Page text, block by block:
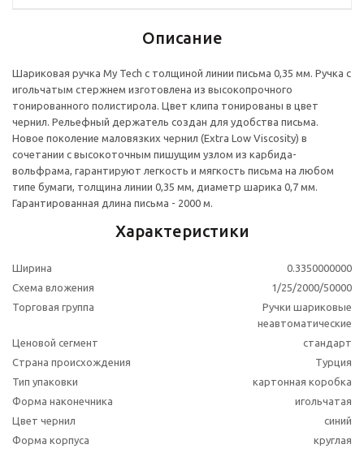
Описание
Шариковая ручка My Tech с толщиной линии письма 0,35 мм. Ручка с
игольчатым стержнем изготовлена из высокопрочного
тонированного полистирола. Цвет клипа тонированы в цвет
чернил. Рельефный держатель создан для удобства письма.
Новое поколение маловязких чернил (Extra Low Viscosity) в
сочетании с высокоточным пишущим узлом из карбида-
вольфрама, гарантируют легкость и мягкость письма на любом
типе бумаги, толщина линии 0,35 мм, диаметр шарика 0,7 мм.
Гарантированная длина письма - 2000 м.
Характеристики
Ширина
0.3350000000
Схема вложения
1/25/2000/50000
Торговая группа
Ручки шариковые
неавтоматические
Ценовой сегмент
стандарт
Страна происхождения
Турция
Тип упаковки
картонная коробка
Форма наконечника
игольчатая
Цвет чернил
синий
Форма корпуса
круглая